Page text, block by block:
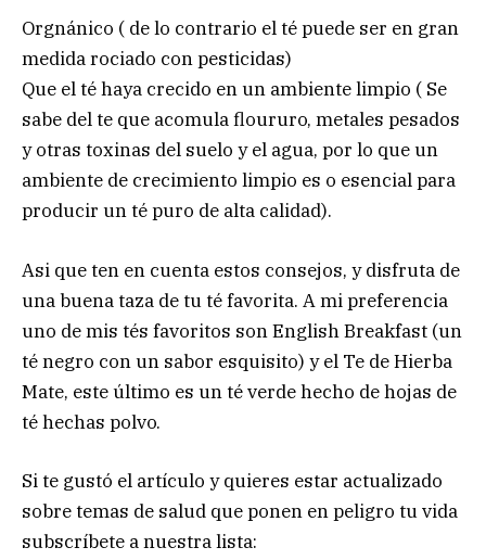
Orgnánico ( de lo contrario el té puede ser en gran
medida rociado con pesticidas)
Que el té haya crecido en un ambiente limpio ( Se
sabe del te que acomula floururo, metales pesados
y otras toxinas del suelo y el agua, por lo que un
ambiente de crecimiento limpio es o esencial para
producir un té puro de alta calidad).
Asi que ten en cuenta estos consejos, y disfruta de
una buena taza de tu té favorita. A mi preferencia
uno de mis tés favoritos son English Breakfast (un
té negro con un sabor esquisito) y el Te de Hierba
Mate, este último es un té verde hecho de hojas de
té hechas polvo.
Si te gustó el artículo y quieres estar actualizado
sobre temas de salud que ponen en peligro tu vida
subscríbete a nuestra lista: